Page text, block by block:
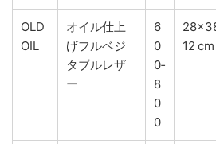
OLD
OIL
オイル仕上
げフルベジ
タブルレザ
ー
6
0
0‑
8
0
0
12 cm